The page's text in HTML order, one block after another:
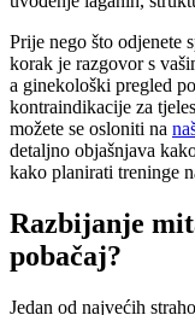
Prije nego što odjenete
korak je razgovor s
a ginekološki pregled
kontraindikacije za
možete se osloniti na
detaljno objašnjava
kako planirati treninge
Razbijanje
pobačaj?
Jedan od najvećih